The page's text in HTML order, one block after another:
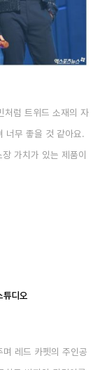
처럼 트위드 소재의 자
너무 좋을 것 같아요.
가치가 있는 제품이
튜디오
레드 카펫의 주인공